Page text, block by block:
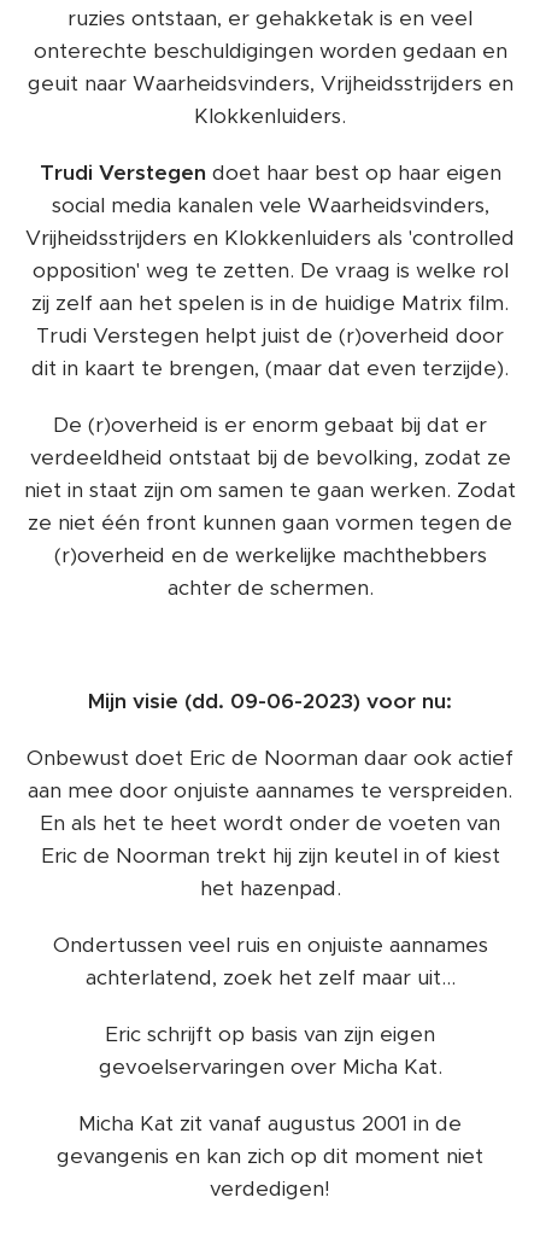
ruzies ontstaan, er gehakketak is en veel
onterechte beschuldigingen worden gedaan en
geuit naar Waarheidsvinders, Vrijheidsstrijders en
Klokkenluiders.
Trudi Verstegen doet haar best op haar eigen
social media kanalen vele Waarheidsvinders,
Vrijheidsstrijders en Klokkenluiders als 'controlled
opposition' weg te zetten. De vraag is welke rol
zij zelf aan het spelen is in de huidige Matrix film.
Trudi Verstegen helpt juist de (r)overheid door
dit in kaart te brengen, (maar dat even terzijde).
De (r)overheid is er enorm gebaat bij dat er
verdeeldheid ontstaat bij de bevolking, zodat ze
niet in staat zijn om samen te gaan werken. Zodat
ze niet één front kunnen gaan vormen tegen de
(r)overheid en de werkelijke machthebbers
achter de schermen.
Mijn visie (dd. 09-06-2023) voor nu:
Onbewust doet Eric de Noorman daar ook actief
aan mee door onjuiste aannames te verspreiden.
En als het te heet wordt onder de voeten van
Eric de Noorman trekt hij zijn keutel in of kiest
het hazenpad.
Ondertussen veel ruis en onjuiste aannames
achterlatend, zoek het zelf maar uit...
Eric schrijft op basis van zijn eigen
gevoelservaringen over Micha Kat.
Micha Kat zit vanaf augustus 2001 in de
gevangenis en kan zich op dit moment niet
verdedigen!